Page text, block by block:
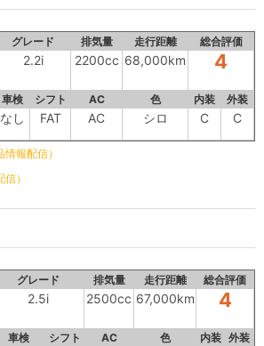
グレード 排気量 走行距離 総合評価
2.2i 2200cc 68,000km 4
車検 シフト AC 色 内装 外装
なし FAT AC シロ C C
報配信）
）
グレード 排気量 走行距離 総合評価
2.5i 2500cc 67,000km 4
車検 シフト AC 色 内装 外装